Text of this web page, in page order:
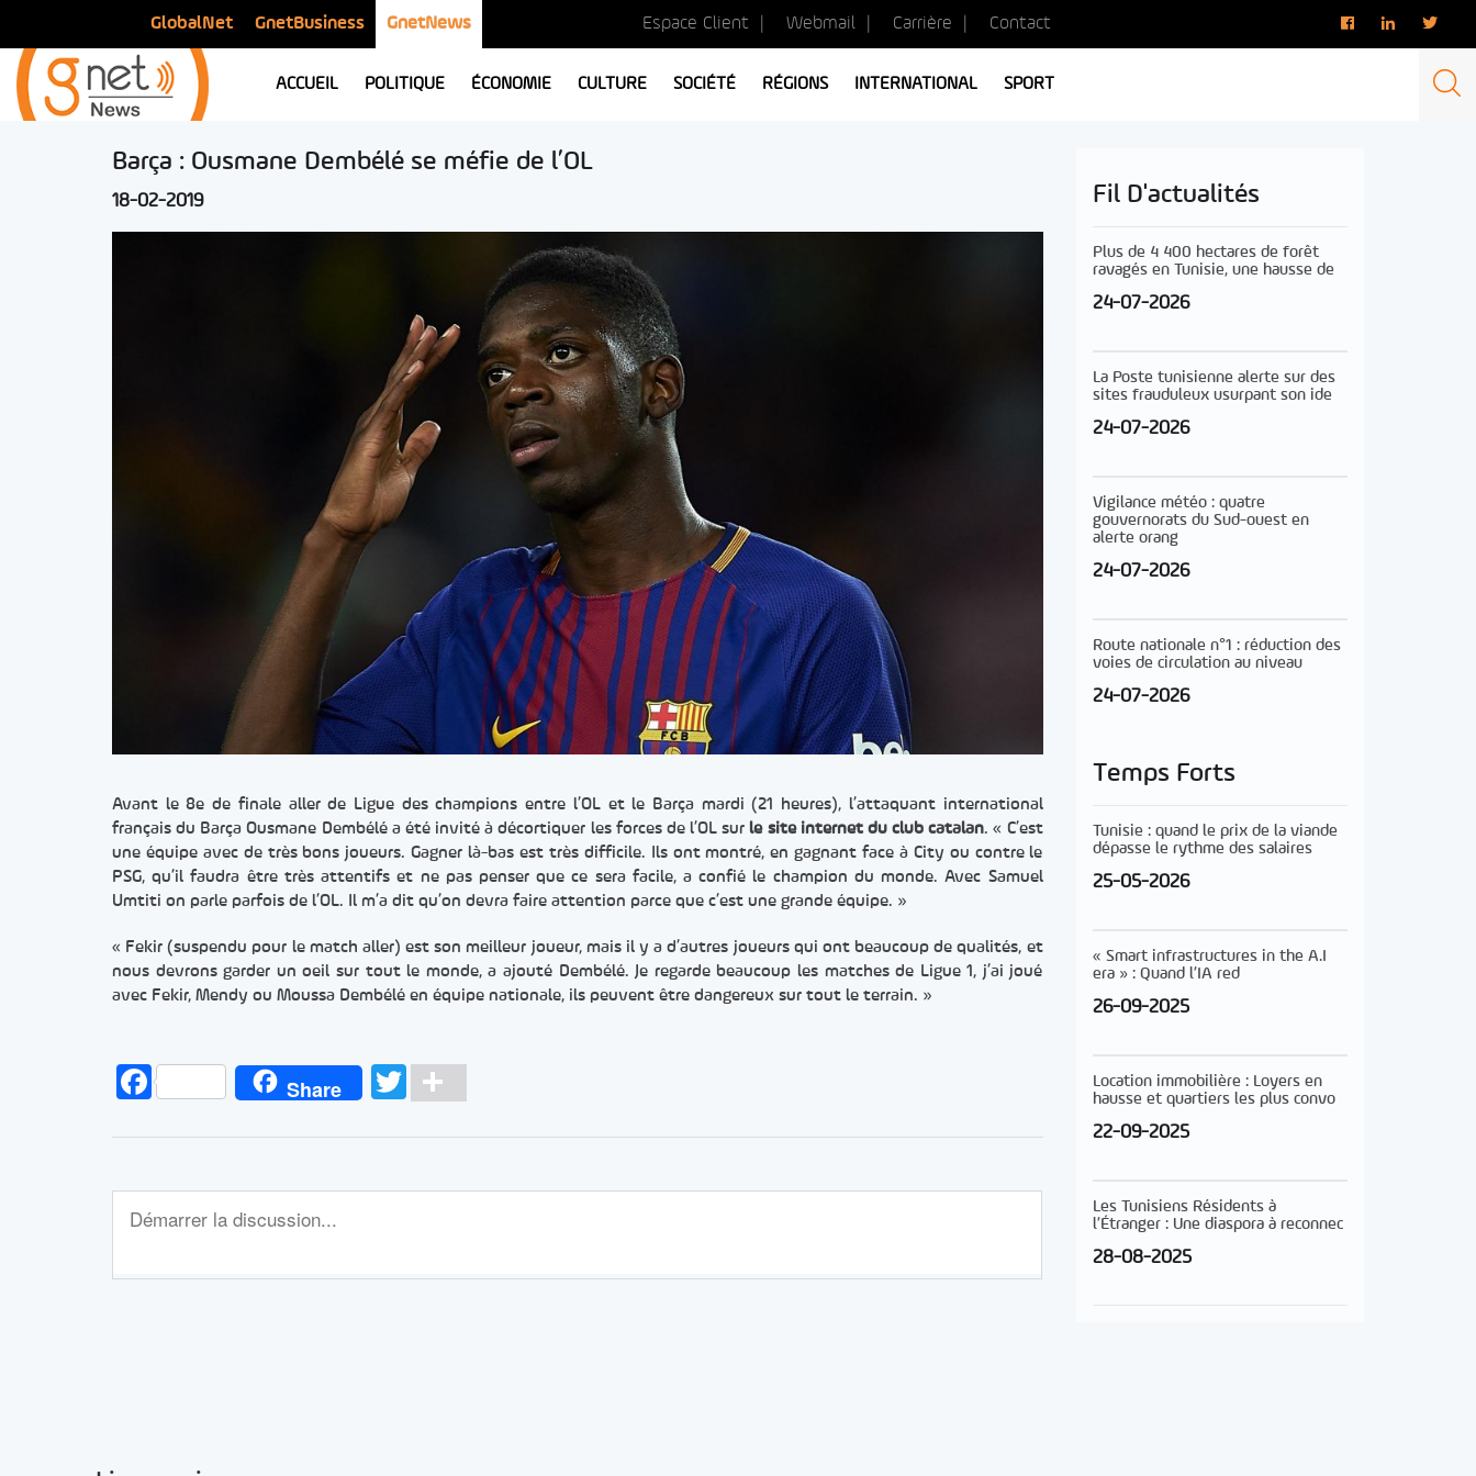
GlobalNet GnetBusiness GnetNews Espace Client Webmail Carrière Contact
ACCUEIL POLITIQUE ÉCONOMIE CULTURE SOCIÉTÉ RÉGIONS INTERNATIONAL SPORT
Barça : Ousmane Dembélé se méfie de l’OL
18-02-2019
Avant le 8e de finale aller de Ligue des champions entre l’OL et le Barça mardi (21 heures), l’attaquant international
français du Barça Ousmane Dembélé a été invité à décortiquer les forces de l’OL sur le site internet du club catalan. « C’est
une équipe avec de très bons joueurs. Gagner là-bas est très difficile. Ils ont montré, en gagnant face à City ou contre le
PSG, qu’il faudra être très attentifs et ne pas penser que ce sera facile, a confié le champion du monde. Avec Samuel
Umtiti on parle parfois de l’OL. Il m’a dit qu’on devra faire attention parce que c’est une grande équipe. »
« Fekir (suspendu pour le match aller) est son meilleur joueur, mais il y a d’autres joueurs qui ont beaucoup de qualités, et
nous devrons garder un oeil sur tout le monde, a ajouté Dembélé. Je regarde beaucoup les matches de Ligue 1, j’ai joué
avec Fekir, Mendy ou Moussa Dembélé en équipe nationale, ils peuvent être dangereux sur tout le terrain. »
FacebookShare Twitter
Fil D'actualités
Plus de 4 400 hectares de forêt
ravagés en Tunisie, une hausse de
24-07-2026
La Poste tunisienne alerte sur des
sites frauduleux usurpant son ide
24-07-2026
Vigilance météo : quatre
gouvernorats du Sud-ouest en
alerte orang
24-07-2026
Route nationale n°1 : réduction des
voies de circulation au niveau
24-07-2026
Temps Forts
Tunisie : quand le prix de la viande
dépasse le rythme des salaires
25-05-2026
« Smart infrastructures in the A.I
era » : Quand l’IA red
26-09-2025
Location immobilière : Loyers en
hausse et quartiers les plus convo
22-09-2025
Les Tunisiens Résidents à
l’Étranger : Une diaspora à reconnec
28-08-2025